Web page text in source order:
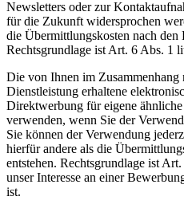
Newsletters oder zur
für die Zukunft widersprochen
die Übermittlungskosten nach den
Rechtsgrundlage ist Art. 6 Abs. 1
Die von Ihnen im
Dienstleistung erhaltene
Direktwerbung für eigene
verwenden, wenn Sie der
Sie können der Verwendung
hierfür andere als die
entstehen. Rechtsgrundlage ist
unser Interesse an einer
ist.